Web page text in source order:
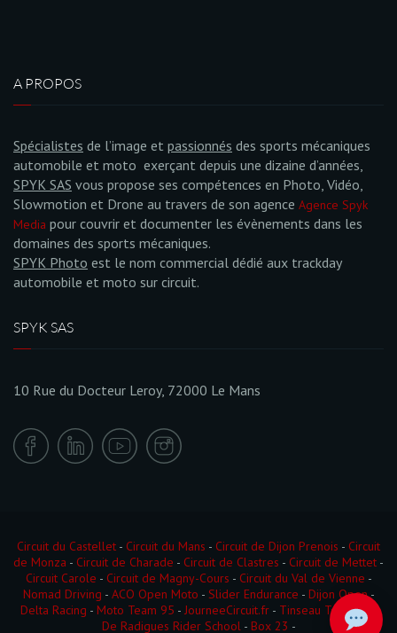
A PROPOS
Spécialistes de l’image et passionnés des sports mécaniques
automobile et moto exerçant depuis une dizaine d’années,
SPYK SAS vous propose ses compétences en Photo, Vidéo,
Slowmotion et Drone au travers de son agence Agence Spyk
Media pour couvrir et documenter les évènements dans les
domaines des sports mécaniques.
SPYK Photo est le nom commercial dédié aux trackday
automobile et moto sur circuit.
SPYK SAS
10 Rue du Docteur Leroy, 72000 Le Mans
Circuit du Castellet - Circuit du Mans - Circuit de Dijon Prenois - Circuit
de Monza - Circuit de Charade - Circuit de Clastres - Circuit de Mettet -
Circuit Carole - Circuit de Magny-Cours - Circuit du Val de Vienne -
Nomad Driving - ACO Open Moto - Slider Endurance - Dijon Open-
Delta Racing - Moto Team 95 - JourneeCircuit.fr - Tinseau Test Day
De Radigues Rider School- Box 23 -